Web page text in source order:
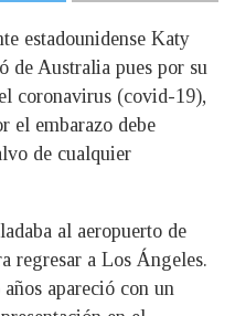
estadounidense Katy
de Australia pues por su
coronavirus (covid-19),
el embarazo debe
de cualquier
al aeropuerto de
regresar a Los Ángeles.
apareció con un